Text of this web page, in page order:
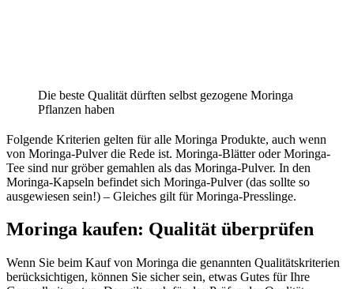
Die beste Qualität dürften selbst gezogene Moringa
Pflanzen haben
Folgende Kriterien gelten für alle Moringa Produkte, auch wenn
von Moringa-Pulver die Rede ist. Moringa-Blätter oder Moringa-
Tee sind nur gröber gemahlen als das Moringa-Pulver. In den
Moringa-Kapseln befindet sich Moringa-Pulver (das sollte so
ausgewiesen sein!) – Gleiches gilt für Moringa-Presslinge.
Moringa kaufen: Qualität überprüfen
Wenn Sie beim Kauf von Moringa die genannten Qualitätskriterien
berücksichtigen, können Sie sicher sein, etwas Gutes für Ihre